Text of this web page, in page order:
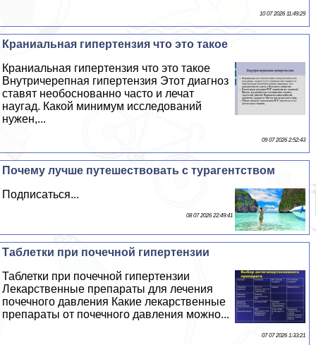
10 07 2026 11:49:29
Краниальная гипертензия что это такое
Краниальная гипертензия что это такое
Внутричерепная гипертензия Этот диагноз
ставят необоснованно часто и лечат
наугад. Какой минимум исследований
нужен,...
09 07 2026 2:52:43
Почему лучше путешествовать с турагентством
Подписаться...
08 07 2026 22:49:41
Таблетки при почечной гипертензии
Таблетки при почечной гипертензии
Лекарственные препараты для лечения
почечного давления Какие лекарственные
препараты от почечного давления можно...
07 07 2026 1:33:21